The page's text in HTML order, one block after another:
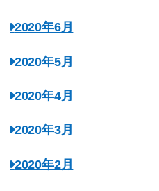
2020年6月
2020年5月
2020年4月
2020年3月
2020年2月